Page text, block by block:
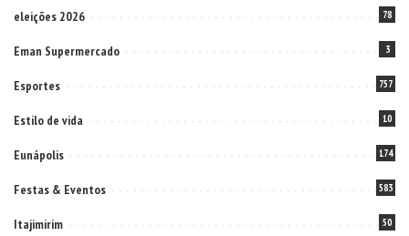
eleições 2026 78
Eman Supermercado 3
Esportes 757
Estilo de vida 10
Eunápolis 174
Festas & Eventos 583
Itajimirim 50